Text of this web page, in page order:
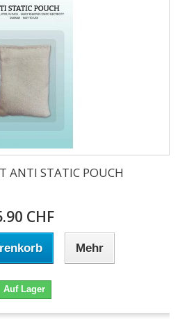
ANTI STATIC POUCH
CHF
Mehr
Auf Lager